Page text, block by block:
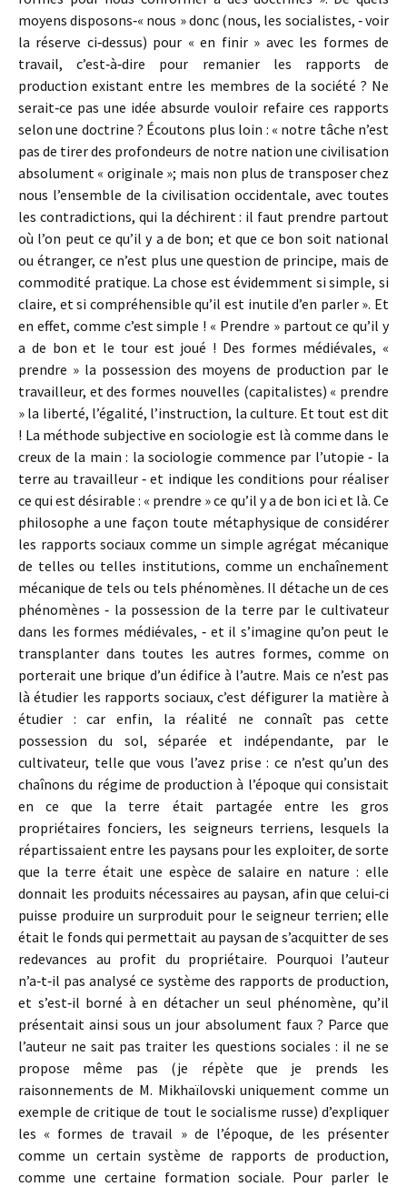
moyens disposons‑« nous » donc (nous, les socialistes, ‑ voir
la réserve ci‑dessus) pour « en finir » avec les formes de
travail, c’est‑à‑dire pour remanier les rapports de
production existant entre les membres de la société ? Ne
serait‑ce pas une idée absurde vouloir refaire ces rapports
selon une doctrine ? Écoutons plus loin : « notre tâche n’est
pas de tirer des profondeurs de notre nation une civilisation
absolument « originale »; mais non plus de transposer chez
nous l’ensemble de la civilisation occidentale, avec toutes
les contradictions, qui la déchirent : il faut prendre partout
où l’on peut ce qu’il y a de bon; et que ce bon soit national
ou étranger, ce n’est plus une question de principe, mais de
commodité pratique. La chose est évidemment si simple, si
claire, et si compréhensible qu’il est inutile d’en parler ». Et
en effet, comme c’est simple ! « Prendre » partout ce qu’il y
a de bon et le tour est joué ! Des formes médiévales, «
prendre » la possession des moyens de production par le
travailleur, et des formes nouvelles (capitalistes) « prendre
» la liberté, l’égalité, l’instruction, la culture. Et tout est dit
! La méthode subjective en sociologie est là comme dans le
creux de la main : la sociologie commence par l’utopie ‑ la
terre au travailleur ‑ et indique les conditions pour réaliser
ce qui est désirable : « prendre » ce qu’il y a de bon ici et là. Ce
philosophe a une façon toute métaphysique de considérer
les rapports sociaux comme un simple agrégat mécanique
de telles ou telles institutions, comme un enchaînement
mécanique de tels ou tels phénomènes. Il détache un de ces
phénomènes ‑ la possession de la terre par le cultivateur
dans les formes médiévales, ‑ et il s’imagine qu’on peut le
transplanter dans toutes les autres formes, comme on
porterait une brique d’un édifice à l’autre. Mais ce n’est pas
là étudier les rapports sociaux, c’est défigurer la matière à
étudier : car enfin, la réalité ne connaît pas cette
possession du sol, séparée et indépendante, par le
cultivateur, telle que vous l’avez prise : ce n’est qu’un des
chaînons du régime de production à l’époque qui consistait
en ce que la terre était partagée entre les gros
propriétaires fonciers, les seigneurs terriens, lesquels la
répartissaient entre les paysans pour les exploiter, de sorte
que la terre était une espèce de salaire en nature : elle
donnait les produits nécessaires au paysan, afin que celui‑ci
puisse produire un surproduit pour le seigneur terrien; elle
était le fonds qui permettait au paysan de s’acquitter de ses
redevances au profit du propriétaire. Pourquoi l’auteur
n’a‑t‑il pas analysé ce système des rapports de production,
et s’est‑il borné à en détacher un seul phénomène, qu’il
présentait ainsi sous un jour absolument faux ? Parce que
l’auteur ne sait pas traiter les questions sociales : il ne se
propose même pas (je répète que je prends les
raisonnements de M. Mikhaïlovski uniquement comme un
exemple de critique de tout le socialisme russe) d’expliquer
les « formes de travail » de l’époque, de les présenter
comme un certain système de rapports de production,
comme une certaine formation sociale. Pour parler le